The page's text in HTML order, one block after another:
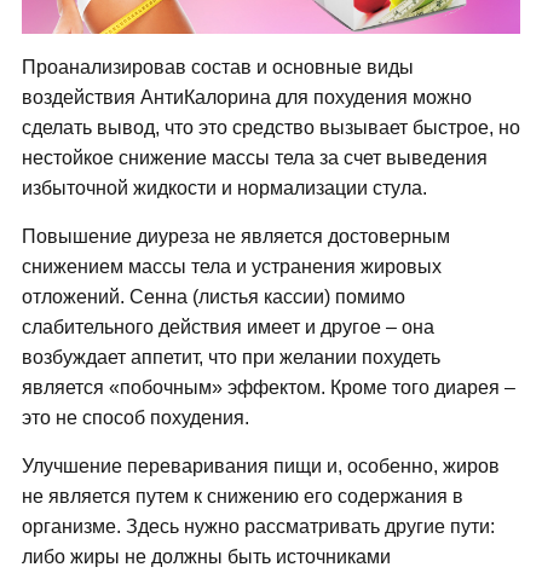
Проанализировав состав и основные виды
воздействия АнтиКалорина для похудения можно
сделать вывод, что это средство вызывает быстрое, но
нестойкое снижение массы тела за счет выведения
избыточной жидкости и нормализации стула.
Повышение диуреза не является достоверным
снижением массы тела и устранения жировых
отложений. Сенна (листья кассии) помимо
слабительного действия имеет и другое – она
возбуждает аппетит, что при желании похудеть
является «побочным» эффектом. Кроме того диарея –
это не способ похудения.
Улучшение переваривания пищи и, особенно, жиров
не является путем к снижению его содержания в
организме. Здесь нужно рассматривать другие пути:
либо жиры не должны быть источниками